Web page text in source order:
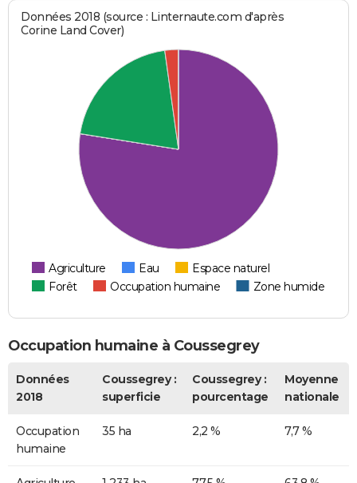
Données 2018 (source : Linternaute.com d'après
Corine Land Cover)
Agriculture Eau
Espace naturel
Forêt
Occupation humaine Zone humide
Occupation humaine à Coussegrey
Données
2018
Coussegrey :
superficie
Coussegrey :
pourcentage
Moyenne
nationale
Occupation
humaine
35 ha 2,2 % 7,7 %